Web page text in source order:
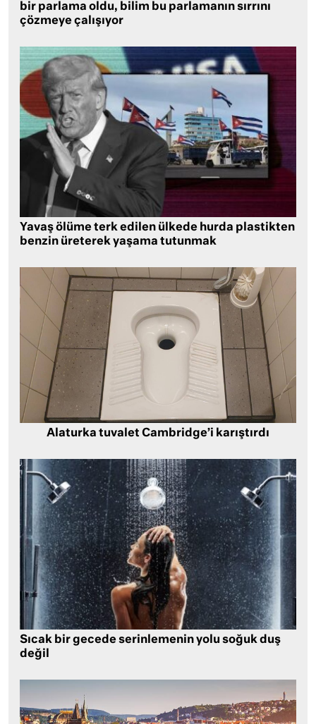
bir parlama oldu, bilim bu parlamanın sırrını
çözmeye çalışıyor
Yavaş ölüme terk edilen ülkede hurda plastikten
benzin üreterek yaşama tutunmak
Alaturka tuvalet Cambridge’i karıştırdı
Sıcak bir gecede serinlemenin yolu soğuk duş
değil